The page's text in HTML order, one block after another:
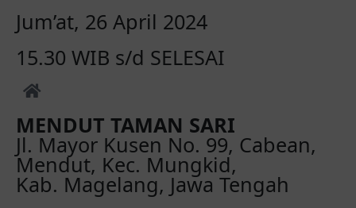
Jum’at, 26 April 2024
15.30 WIB s/d SELESAI
MENDUT TAMAN SARI
Jl. Mayor Kusen No. 99, Cabean,
Mendut, Kec. Mungkid,
Kab. Magelang, Jawa Tengah